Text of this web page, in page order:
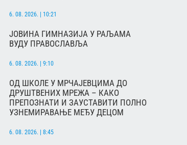
6. 08. 2026. | 10:21
ЈОВИНА ГИМНАЗИЈА У РАЉАМА
ВУДУ ПРАВОСЛАВЉА
6. 08. 2026. | 9:10
ОД ШКОЛЕ У МРЧАЈЕВЦИМА ДО
ДРУШТВЕНИХ МРЕЖА – КАКО
ПРЕПОЗНАТИ И ЗАУСТАВИТИ ПОЛНО
УЗНЕМИРАВАЊЕ МЕЂУ ДЕЦОМ
6. 08. 2026. | 8:45